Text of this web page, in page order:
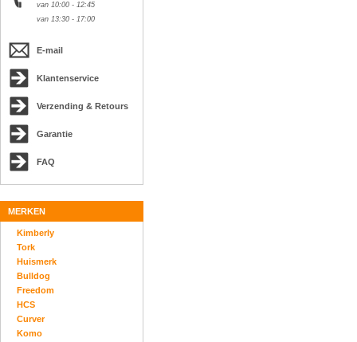
van 10:00 - 12:45
van 13:30 - 17:00
E-mail
Klantenservice
Verzending & Retours
Garantie
FAQ
MERKEN
Kimberly
Tork
Huismerk
Bulldog
Freedom
HCS
Curver
Komo